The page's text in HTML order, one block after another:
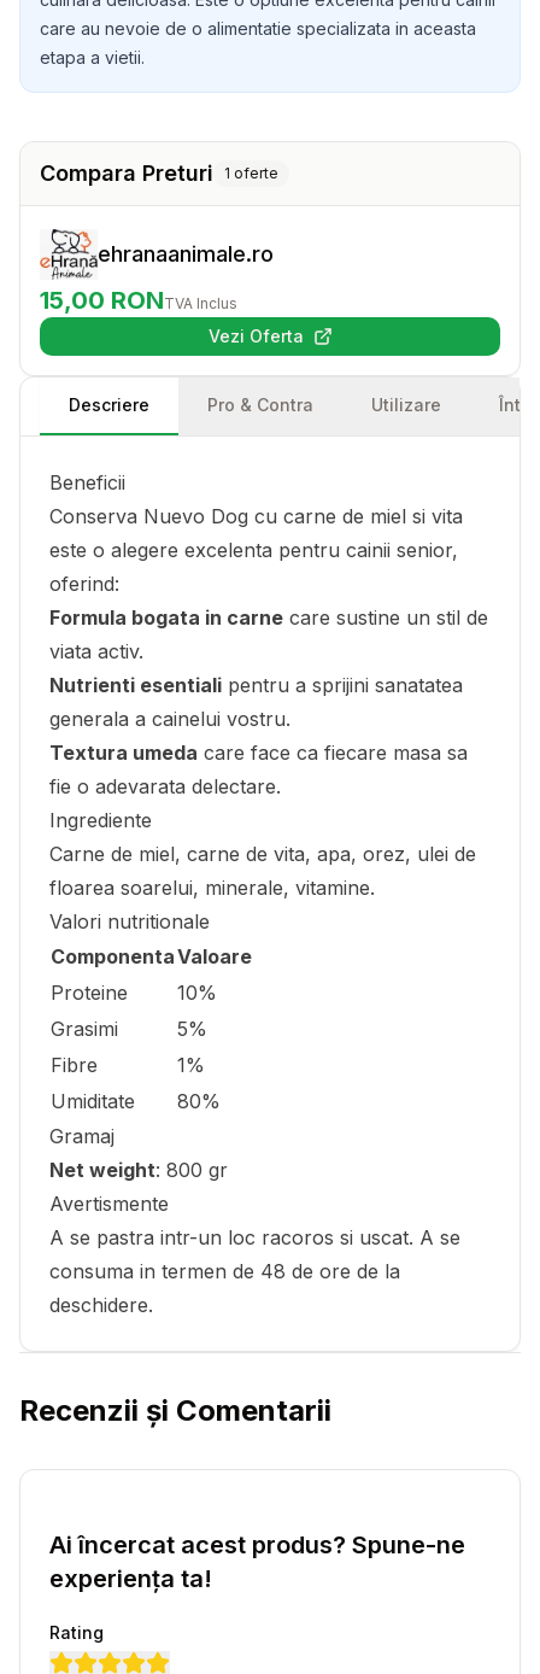
care au nevoie de o alimentatie specializata in aceasta
etapa a vietii.
Compara Preturi 1 oferte
ehranaanimale.ro
15,00 RONTVA Inclus
Vezi Oferta(se deschide într-o filă nouă)
Descriere Pro & Contra Utilizare
Beneficii
Conserva Nuevo Dog cu carne de miel si vita
este o alegere excelenta pentru cainii senior,
oferind:
Formula bogata in carne care sustine un stil de
viata activ.
Nutrienti esentiali pentru a sprijini sanatatea
generala a cainelui vostru.
Textura umeda care face ca fiecare masa sa
fie o adevarata delectare.
Ingrediente
Carne de miel, carne de vita, apa, orez, ulei de
floarea soarelui, minerale, vitamine.
Valori nutritionale
ComponentaValoare
Proteine
10%
Grasimi
5%
Fibre
1%
Umiditate
80%
Gramaj
Net weight: 800 gr
Avertismente
A se pastra intr-un loc racoros si uscat. A se
consuma in termen de 48 de ore de la
deschidere.
Recenzii și Comentarii
Ai încercat acest produs? Spune-ne
experiența ta!
Rating